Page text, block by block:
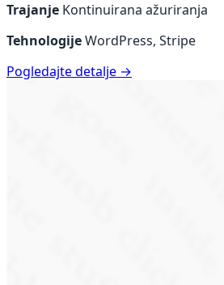
Trajanje Kontinuirana ažuriranja
TehnologijeWordPress, Stripe
Pogledajte detalje →